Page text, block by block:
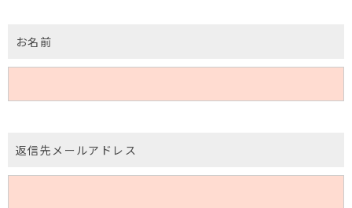
お名前
返信先メールアドレス